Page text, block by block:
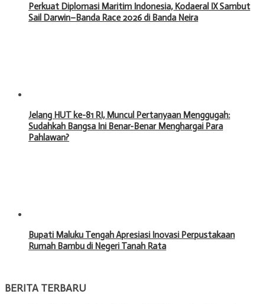
Perkuat Diplomasi Maritim Indonesia, Kodaeral IX Sambut
Sail Darwin–Banda Race 2026 di Banda Neira
Jelang HUT ke-81 RI, Muncul Pertanyaan Menggugah:
Sudahkah Bangsa Ini Benar-Benar Menghargai Para
Pahlawan?
Bupati Maluku Tengah Apresiasi Inovasi Perpustakaan
Rumah Bambu di Negeri Tanah Rata
BERITA TERBARU